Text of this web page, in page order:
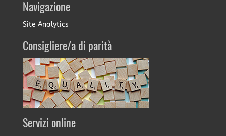
Navigazione
Site Analytics
Consigliere/a di parità
Servizi online